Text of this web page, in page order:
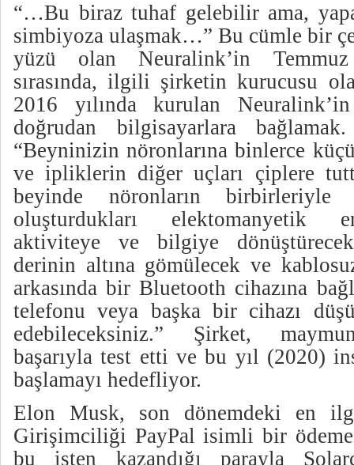
“…Bu biraz tuhaf gelebilir ama,
simbiyoza ulaşmak…” Bu cümle bir
yüzü olan Neuralink’in Temmuz
sırasında, ilgili şirketin kurucusu
2016 yılında kurulan
doğrudan bilgisayarlara
“Beyninizin nöronlarına binlerce
ve ipliklerin diğer uçları çiplere
beyinde nöronların birbirleriyle
oluşturdukları elektomanyetik
aktiviteye ve bilgiye
derinin altına gömülecek ve
arkasında bir Bluetooth cihazına
telefonu veya başka bir cihazı
edebileceksiniz.” Şirket,
başarıyla test etti ve bu yıl (2020)
başlamayı hedefliyor.
Elon Musk, son dönemdeki en
Girişimciliği PayPal isimli bir
bu işten kazandığı parayla